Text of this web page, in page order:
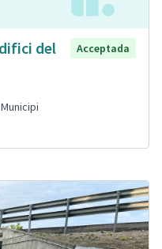
del
Acceptada
Municipi